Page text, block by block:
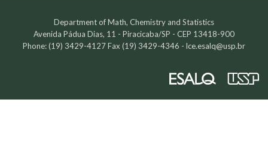
Department of Math, Chemistry and Statistics
Avenida Pádua Dias, 11 - Piracicaba/SP - CEP 13418-900
Phone: (19) 3429-4127 Fax (19) 3429-4346 - lce.esalq@usp.br